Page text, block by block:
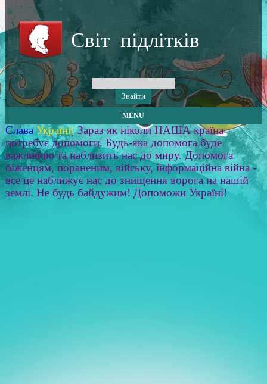
Світ підлітків
MENU
Слава Україні! Зараз як ніколи НАША країна
потребує допомоги. Будь-яка допомога буде
важливою та наблизить нас до миру. Допомога
біженцям, пораненим, війську, інформаційна війна -
все це наближує нас до знищення ворога на нашій
землі. Не будь байдужим! Допоможи Україні!